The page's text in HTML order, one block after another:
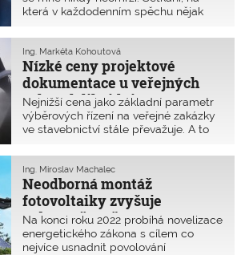
která v každodenním spěchu nějak
štědrovečerní večeře s rybí polévkou,
bramborovým salátem a kaprem jsou
pro mne neodmysl
Nízké ceny projektové
dokumentace u veřejných
zakázek likvidují
stavebnictví i technické
vzdělání
Ing. Markéta Kohoutová
Nejnižší cena jako základní parametr
výběrových řízení na veřejné zakázky
ve stavebnictví stále převažuje. A to
veřejných zakázek již od roku 2016
požaduje vybírat zhotovitele podle
„ekonomické výhodnosti nabídek“. Ta
se hodnotí na základě poměru
nabídkové ceny a kvality včetně
poměru nákladů životního cyklu
a kvality.
Neodborná montáž
fotovoltaiky zvyšuje
nebezpečí požáru
Ing. Miroslav Machalec
Na konci roku 2022 probíhá novelizace
energetického zákona s cílem co
nejvíce usnadnit povolování